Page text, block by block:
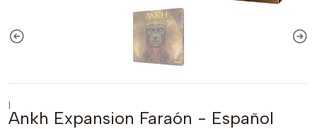
|
Ankh Expansion Faraón - Español